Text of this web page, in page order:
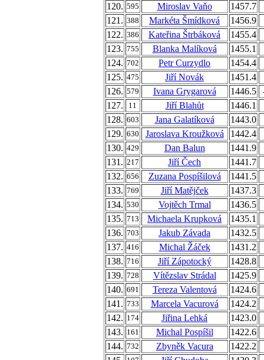
120. 595 Miroslav Vaňo
1457.7
121. 388 Markéta Šmídková
1456.9
122. 386 Kateřina Štrbáková
1455.4
123. 755 Blanka Malíková
1455.1
124. 702 Petr Curzydlo
1454.4
125. 475 Jiří Novák
1451.4
126. 579 Ivana Grygarová 1446.5
127.
11 Jiří Blahůt
1446.1
128. 603 Jana Galatíková
1443.0
129. 630 Jaroslava Kroužková
1442.4
130. 429 Dan Balun
1441.9
131. 217 Jiří Čech
1441.7
132. 656 Zuzana Pospíšilová
1441.5
133. 769 Jiří Matějček
1437.3
134. 530 Vojtěch Trmal
1436.5
135. 713 Michaela Krupková
1435.1
136. 703 Jakub Závada
1432.5
137. 416 Michal Žáček
1431.2
138. 716 Jiří Zápotocký
1428.8
139. 728 Vítězslav Strádal
1425.9
140. 691 Tereza Valentová
1424.6
141. 733 Marcela Vacurová
1424.2
142. 174 Jiřina Lehká
1423.0
143. 161 Michal Pospíšil
1422.6
144. 732 Zbyněk Vacura
1422.2